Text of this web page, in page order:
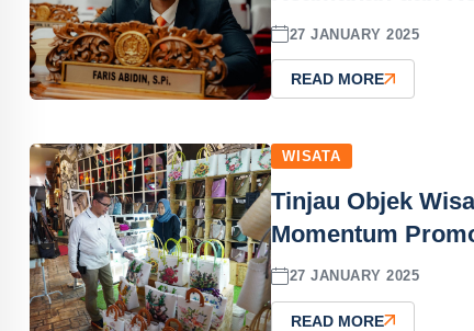
27 JANUARY 2025
READ MORE
WISATA
Tinjau Objek
Momentum
27 JANUARY 2025
READ MORE